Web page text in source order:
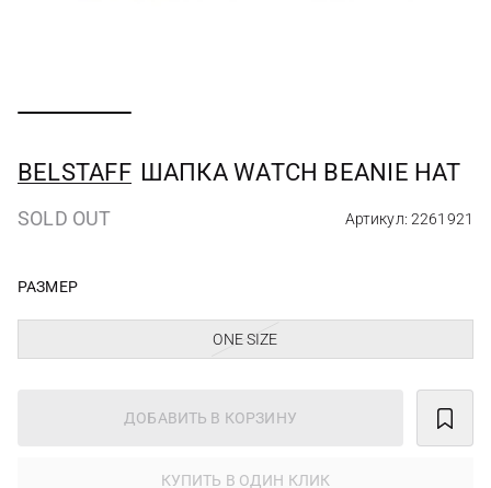
BELSTAFF ШАПКА WATCH BEANIE HAT
SOLD OUT Артикул: 2261921
РАЗМЕР
ONE SIZE
ДОБАВИТЬ В КОРЗИНУ
КУПИТЬ В ОДИН КЛИК